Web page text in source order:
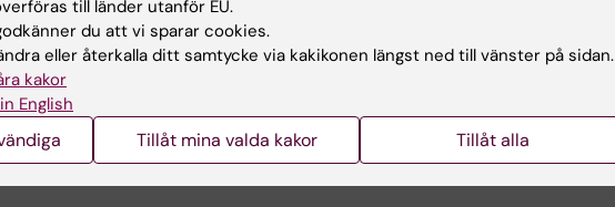
att medverka vid och självständigt utföra
och behandlingar inklusive vård i livets slutskede, och
förmåga.
och förhållningssätt
med respektive inriktning skall
till länder utanför EU.
du att vi sparar cookies.
eller återkalla ditt samtycke via kakikonen längst ned till vänster på sidan.
kakor
English
Tillåt mina valda kakor Tillåt alla